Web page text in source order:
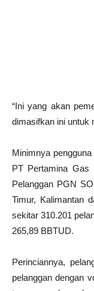
“Ini yang akan
dimasifkan ini untuk
Minimnya
PT Pertamina Gas
Pelanggan PGN
Timur, Kalimantan
sekitar 310.201
265,89 BBTUD.
Perinciannya,
pelanggan dengan